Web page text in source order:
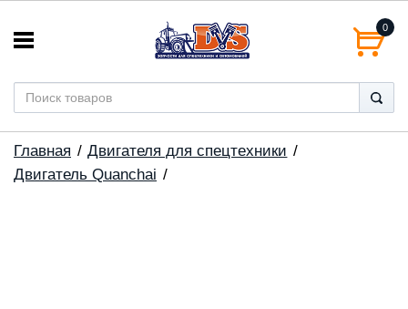
0
Главная
Двигателя для спецтехники
Двигатель Quanchai